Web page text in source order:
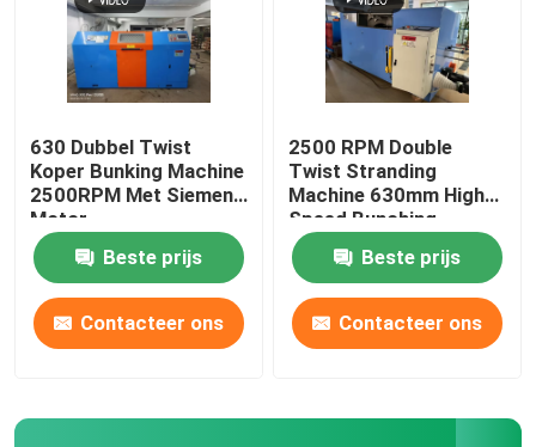
630 Dubbel Twist
Koper Bunking Machine
2500RPM Met Siemens
Motor
Beste prijs
Contacteer ons
2500 RPM Double
Twist Stranding
Machine 630mm High
Speed Bunching
Machine
Beste prijs
Contacteer ons